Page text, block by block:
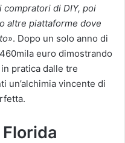
di DIY, poi
altre piattaforme dove
». Dopo un solo anno di
euro dimostrando
pratica dalle tre
un’alchimia vincente di